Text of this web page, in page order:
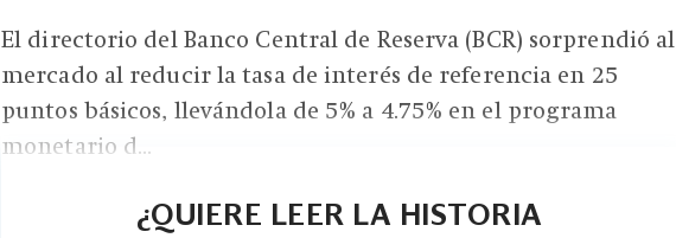
El directorio del Banco Central de Reserva (BCR) sorprendió al
mercado al reducir la tasa de interés de referencia en 25
puntos básicos, llevándola de 5% a 4.75% en el programa
monetario d...
¿QUIERE LEER LA HISTORIA